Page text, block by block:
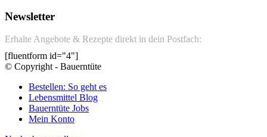
Newsletter
Erhalte Angebote & Rezepte direkt in dein Postfach:
[fluentform id="4"]
© Copyright - Bauerntüte
Bestellen: So geht es
Lebensmittel Blog
Bauerntüte Jobs
Mein Konto